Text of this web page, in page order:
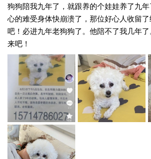
狗狗陪我九年了，就跟养的个娃娃养了九
心的难受身体快崩溃了，那位好心人收留
吧！必进九年老狗狗了。他陪不了我几年
来吧！